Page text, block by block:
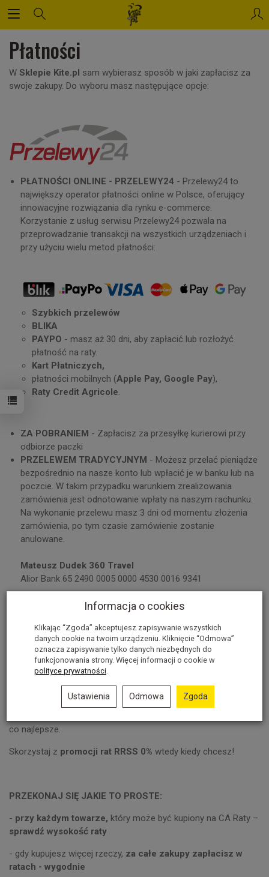
Płatności
W Sklepie Kite.pl sam wybierasz sposób w jaki zapłacisz za
swoje zakupy. Do wyboru masz następujące opcje:
PŁATNOŚCI ONLINE - PRZELEWY24 - Przelewy24 to
największy operator płatności online w Polsce, oferujący
innowacyjne rozwiązania dla rynku e-commerce.
Korzystanie z usług serwisu Przelewy24 pozwala na
przeprowadzanie transakcji na wszystkich urządzeniach i
przy użyciu wielu metod płatności:
Szybkich przelewów
BLIKA
PAYPO - masz aż 30 dni, aby zapłacić lub rozłożyć
płatność na raty.
Kart Płatniczych,
płatności mobilnych (Apple Pay, Google Pay),
Raty Credit Agricole.
ZA POBRANIEM - Zapłacisz za przesyłkę kurierowi przy
odbiorze paczki
PRZELEWEM TRADYCYJNYM - Możesz przelać pieniądze
bezpośrednio na nasze konto lub wpłacić je w banku lub na
poczcie. W takim przypadku warunkiem zrealizowania
zamówienia jest odnotowanie wpłaty na naszym rachunku.
Na wykonanie przelewu masz 3 dni od momentu złożenia
zamówienia, po tym czasie zamówienie zostanie
anulowane.
Mateusz Dudek 360 Travel
Alior Bank 65 2490 0005 0000 4530 0016 9341
Prosimy w tytule zamieścić informację:Opłata za zamówienie
tu proszę podać numer zamówienia
co najlepsze.
Skorzystaj z promocji rat RRSS 0% wtedy kiedy chcesz!
PRZEKONAJ SIĘ JAKIE TO PROSTE:
- przy każdym towarze, który może być kupiony na CA Raty –
sprawdź wysokość raty
- gdy kupujesz więcej rzeczy, za całe zakupy zapłacisz w
ratach - wygodnie
Informacja o cookies
Klikając “Zgoda” akceptujesz zapisywanie wszystkich
danych cookie na twoim urządzeniu. Kliknięcie “Odmowa”
oznacza zapisywanie tylko danych niezbędnych do
funkcjonowania strony. Więcej informacji o cookie w
polityce prywatności
Ustawienia Odmowa Zgoda